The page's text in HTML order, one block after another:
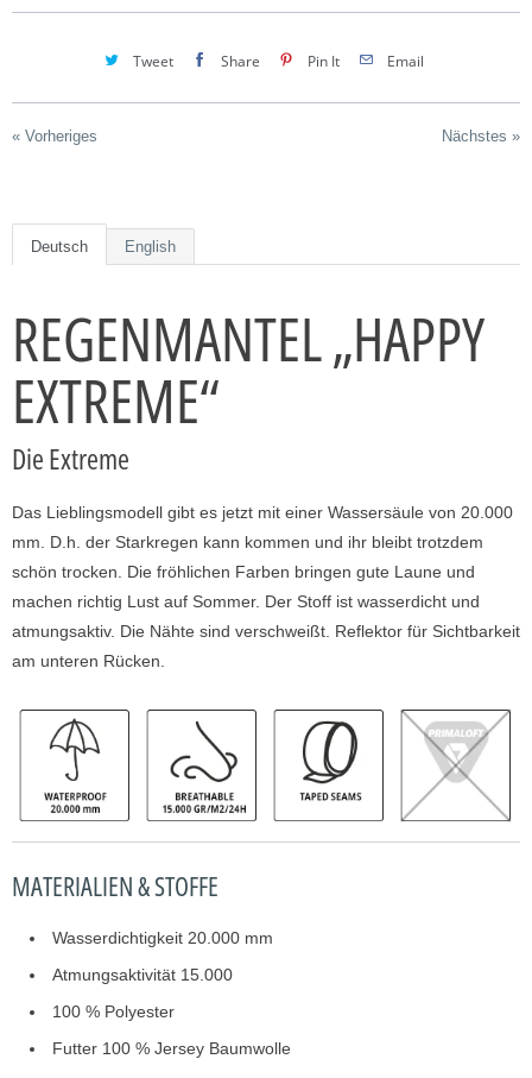
Tweet Share Pin It Email
Nächstes »
« Vorheriges
Deutsch English
REGENMANTEL „HAPPY
EXTREME“
Die Extreme
Das Lieblingsmodell gibt es jetzt mit einer Wassersäule von 20.000
mm. D.h. der Starkregen kann kommen und ihr bleibt trotzdem
schön trocken. Die fröhlichen Farben bringen gute Laune und
machen richtig Lust auf Sommer. Der Stoff ist wasserdicht und
atmungsaktiv. Die Nähte sind verschweißt. Reflektor für Sichtbarkeit
am unteren Rücken.
MATERIALIEN & STOFFE
Wasserdichtigkeit 20.000 mm
Atmungsaktivität 15.000
100 % Polyester
Futter 100 % Jersey Baumwolle